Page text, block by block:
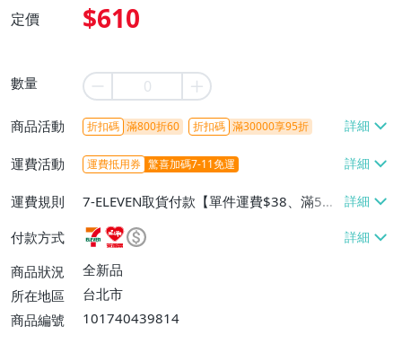
定價 $610
數量
商品活動 折扣碼 滿800折60 折扣碼 滿30000享95折
運費活動 運費抵用券 驚喜加碼7-11免運
運費規則
7-ELEVEN取貨付款【單件運費$38、滿5件
或消費滿$1298免運費】、7-ELEVEN取貨
不付款【免運費】、萊爾富取貨付款【單件
運費$60、滿5件或消費滿$1298免運
費】、宅配/貨運【單件運費$120、滿5件
付款方式
商品狀況
全新品
所在地區
台北市
商品編號
101740439814